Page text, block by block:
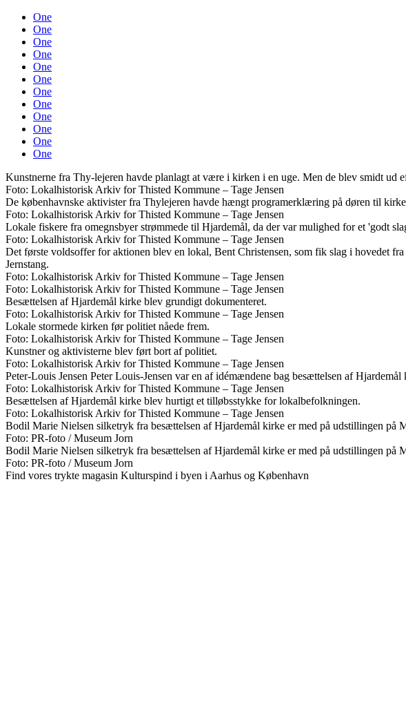
One
One
One
One
One
One
One
One
One
One
One
One
Kunstnerne fra Thy-lejeren havde planlagt at være i kirken i en uge. Men de blev smidt ud
Foto: Lokalhistorisk Arkiv for Thisted Kommune – Tage Jensen
De københavnske aktivister fra Thylejeren havde hængt programerklæring på døren til
Foto: Lokalhistorisk Arkiv for Thisted Kommune – Tage Jensen
Lokale fiskere fra omegnsbyer strømmede til Hjardemål, da der var mulighed for et 'godt
Foto: Lokalhistorisk Arkiv for Thisted Kommune – Tage Jensen
Det første voldsoffer for aktionen blev en lokal, Bent Christensen, som fik slag i hovedet
Jernstang.
Foto: Lokalhistorisk Arkiv for Thisted Kommune – Tage Jensen
Foto: Lokalhistorisk Arkiv for Thisted Kommune – Tage Jensen
Besættelsen af Hjardemål kirke blev grundigt dokumenteret.
Foto: Lokalhistorisk Arkiv for Thisted Kommune – Tage Jensen
Lokale stormede kirken før politiet nåede frem.
Foto: Lokalhistorisk Arkiv for Thisted Kommune – Tage Jensen
Kunstner og aktivisterne blev ført bort af politiet.
Foto: Lokalhistorisk Arkiv for Thisted Kommune – Tage Jensen
Peter-Louis Jensen Peter Louis-Jensen var en af idémændene bag besættelsen af
Foto: Lokalhistorisk Arkiv for Thisted Kommune – Tage Jensen
Besættelsen af Hjardemål kirke blev hurtigt et tilløbsstykke for lokalbefolkningen.
Foto: Lokalhistorisk Arkiv for Thisted Kommune – Tage Jensen
Bodil Marie Nielsen silketryk fra besættelsen af Hjardemål kirke er med på udstillingen på
Foto: PR-foto / Museum Jorn
Bodil Marie Nielsen silketryk fra besættelsen af Hjardemål kirke er med på udstillingen på
Foto: PR-foto / Museum Jorn
Find vores trykte magasin Kulturspind i byen i Aarhus og København